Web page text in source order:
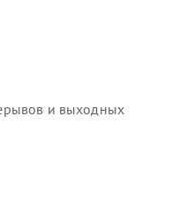
и выходных